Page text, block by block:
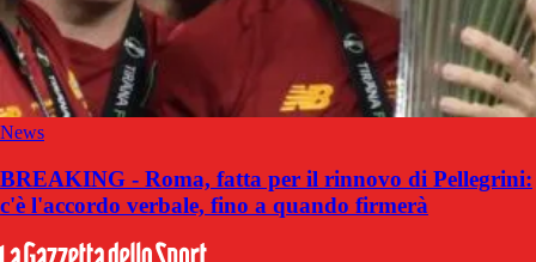
News
BREAKING - Roma, fatta per il rinnovo di Pellegrini:
c'è l'accordo verbale, fino a quando firmerà